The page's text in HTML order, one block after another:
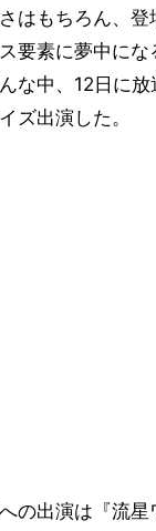
はもちろん、登
要素に夢中に
な中、12日に
ズ出演した。
の出演は『流